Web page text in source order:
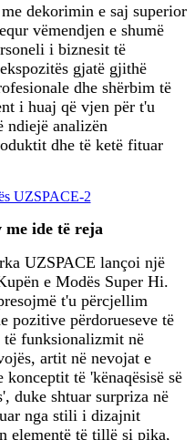
dekorimin e saj superior
vëmendjen e shumë
i biznesit të
gjatë gjithë
dhe shërbim të
i huaj që vjen për t'u
ndiejë analizën
dhe të ketë fituar
ide të reja
UZSPACE lançoi një
e Modës Super Hi.
t'u përcjellim
pozitive përdorueseve të
të funksionalizmit në
artit në nevojat e
të 'kënaqësisë së
duke shtuar surpriza në
nga stili i dizajnit
elementë të tillë si pika,